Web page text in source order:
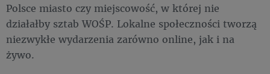
Polsce miasto czy miejscowość, w której nie
działałby sztab WOŚP. Lokalne społeczności tworzą
niezwykłe wydarzenia zarówno online, jak i na
żywo.